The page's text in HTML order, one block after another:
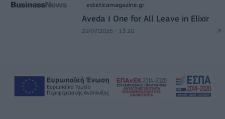
esteticamagazine.gr
Aveda I One for All Leave in Elixir
22/07/2026 - 13:20